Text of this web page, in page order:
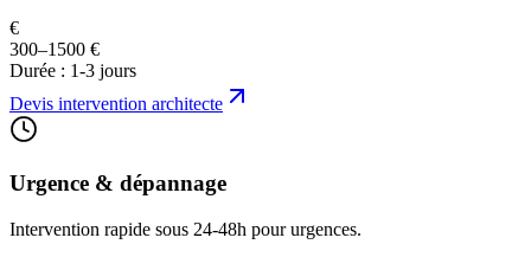
€
300–1500 €
Durée : 1-3 jours
Devis intervention architecte
Urgence & dépannage
Intervention rapide sous 24-48h pour urgences.